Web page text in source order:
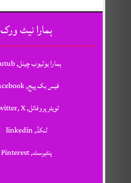
ہمارا نیٹ ورک
ہمارا یوٹیوب چینل, Youtub
فیس بک پیج, Facebook
ٹویٹر پروفائل, Twitter, X
لنکڈ, linkedin
پنٹیرسٹ, Pinterest